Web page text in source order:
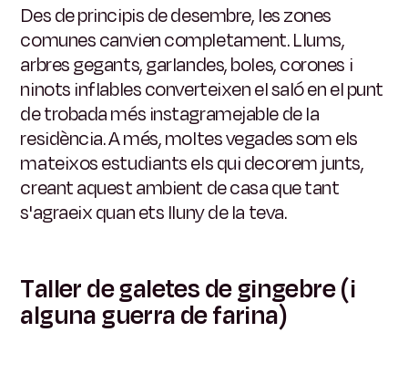
Des de principis de desembre, les zones
comunes canvien completament. Llums,
arbres gegants, garlandes, boles, corones i
ninots inflables converteixen el saló en el punt
de trobada més instagramejable de la
residència. A més, moltes vegades som els
mateixos estudiants els qui decorem junts,
creant aquest ambient de casa que tant
s'agraeix quan ets lluny de la teva.
Taller de galetes de gingebre (i
alguna guerra de farina)